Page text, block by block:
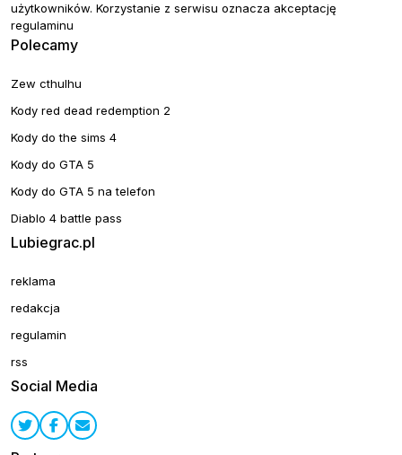
użytkowników. Korzystanie z serwisu oznacza akceptację
regulaminu
Polecamy
Zew cthulhu
Kody red dead redemption 2
Kody do the sims 4
Kody do GTA 5
Kody do GTA 5 na telefon
Diablo 4 battle pass
Lubiegrac.pl
reklama
redakcja
regulamin
rss
Social Media